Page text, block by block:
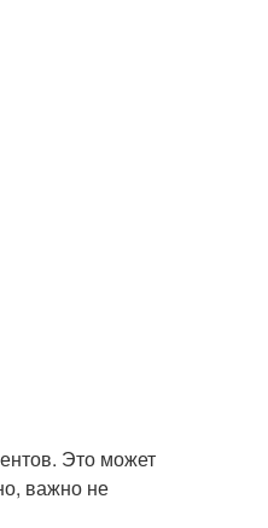
Это может
важно не